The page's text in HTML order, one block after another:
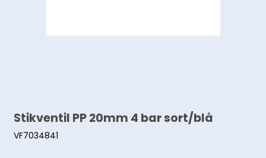
Stikventil PP 20mm 4 bar sort/blå
VF7034841